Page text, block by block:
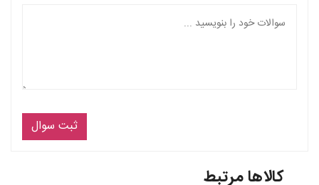
ثبت سوال
کالاها مرتبط